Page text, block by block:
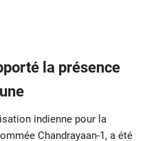
la présence
indienne pour la
Chandrayaan-1, a été